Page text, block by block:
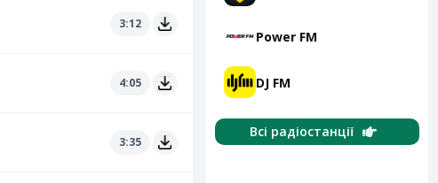
3:12
4:05
3:35
Power FM
DJ FM
Всі радіостанції